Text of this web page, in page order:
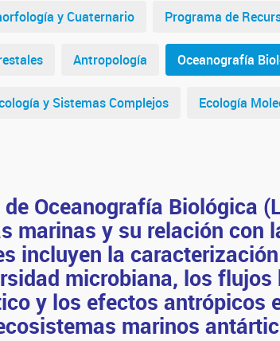
y Cuaternario Programa de
Antropología Oceanografía
y Sistemas Complejos Ecología
Oceanografía Biológica
marinas y su relación con
incluyen la
microbiana, los
y los efectos antrópicos
marinos